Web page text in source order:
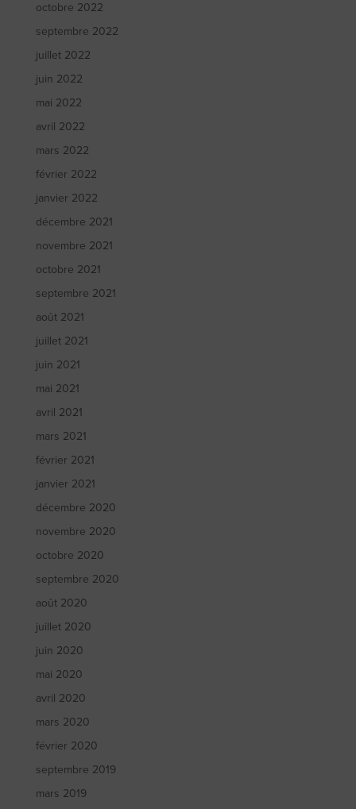
octobre 2022
septembre 2022
juillet 2022
juin 2022
mai 2022
avril 2022
mars 2022
février 2022
janvier 2022
décembre 2021
novembre 2021
octobre 2021
septembre 2021
août 2021
juillet 2021
juin 2021
mai 2021
avril 2021
mars 2021
février 2021
janvier 2021
décembre 2020
novembre 2020
octobre 2020
septembre 2020
août 2020
juillet 2020
juin 2020
mai 2020
avril 2020
mars 2020
février 2020
septembre 2019
mars 2019